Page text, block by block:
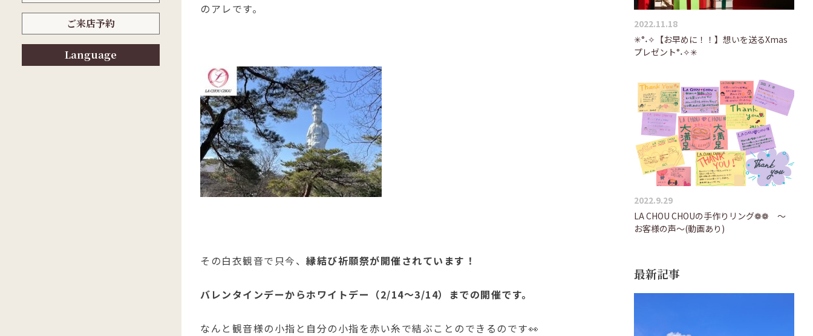
ご来店予約
Language
のアレです。
その白衣観音で只今、縁結び祈願祭が開催されています！
バレンタインデーからホワイトデー（2/14～3/14）までの開催です。
なんと観音様の小指と自分の小指を赤い糸で結ぶことのできるのです👀
2022.11.18
✳°˖✧【お早めに！！】想いを送るXmas
プレゼント°˖✧✳
2022.9.29
LA CHOU CHOUの手作りリング❁❁ ～
お客様の声～(動画あり)
最新記事